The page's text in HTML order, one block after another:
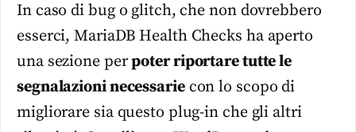
In caso di bug o glitch, che non dovrebbero
esserci, MariaDB Health Checks ha aperto
una sezione perpoter riportare tutte le
segnalazioni necessariecon lo scopo di
migliorare sia questo plug-in che gli altri